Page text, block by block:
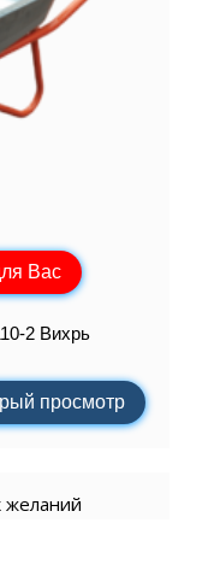
Вас
2 Вихрь
просмотр
желаний